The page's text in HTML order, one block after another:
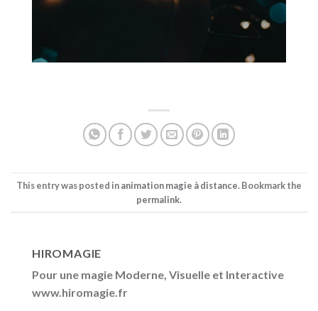
This entry was posted inanimation magie à distance. Bookmark the
permalink.
HIROMAGIE
Pour une magie Moderne, Visuelle et Interactive
www.hiromagie.fr